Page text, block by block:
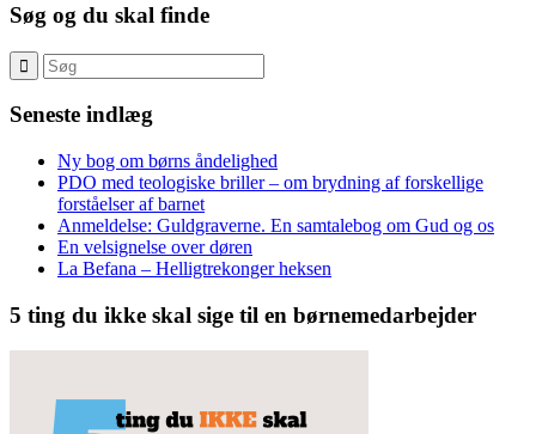
Søg og du skal finde
Seneste indlæg
Ny bog om børns åndelighed
PDO med teologiske briller – om brydning af forskellige
forståelser af barnet
Anmeldelse: Guldgraverne. En samtalebog om Gud og os
En velsignelse over døren
La Befana – Helligtrekonger heksen
5 ting du ikke skal sige til en børnemedarbejder